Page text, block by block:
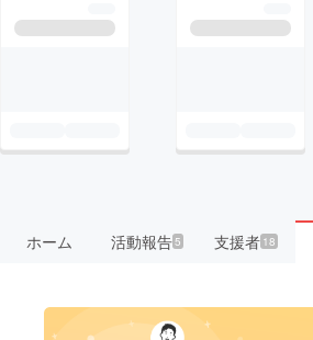
ホーム 活動報告5 支援者 18